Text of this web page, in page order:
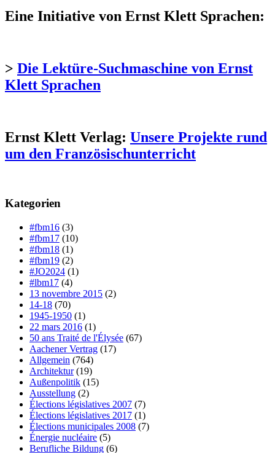
Eine Initiative von Ernst Klett Sprachen:
> Die Lektüre-Suchmaschine von Ernst
Klett Sprachen
Ernst Klett Verlag: Unsere Projekte rund
um den Französischunterricht
Kategorien
#fbm16 (3)
#fbm17 (10)
#fbm18 (1)
#fbm19 (2)
#JO2024 (1)
#lbm17 (4)
13 novembre 2015 (2)
14-18 (70)
1945-1950 (1)
22 mars 2016 (1)
50 ans Traité de l'Élysée (67)
Aachener Vertrag (17)
Allgemein (764)
Architektur(19)
Außenpolitik (15)
Ausstellung (2)
Élections législatives 2007 (7)
Élections législatives 2017 (1)
Élections municipales 2008 (7)
Énergie nucléaire (5)
Berufliche Bildung (6)